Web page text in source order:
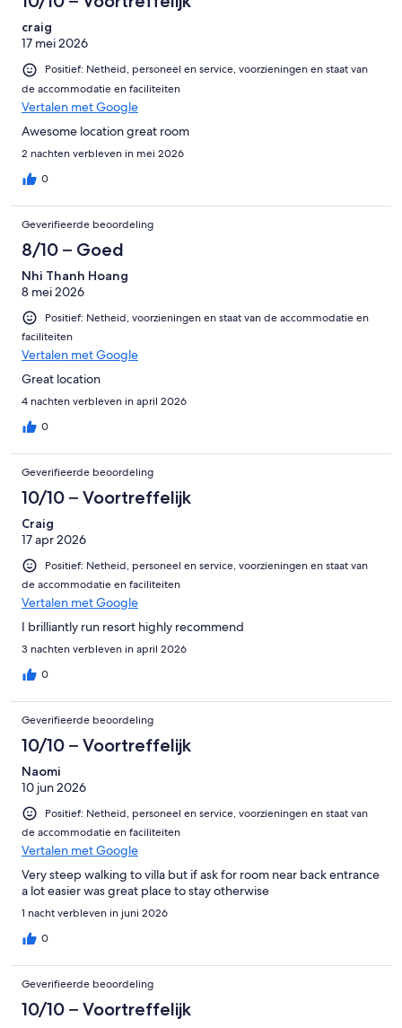
craig
17 mei 2026
Positief: Netheid, personeel en service, voorzieningen en staat van
de accommodatie en faciliteiten
Vertalen met Google
Awesome location great room
2 nachten verbleven in mei 2026
0
Geverifieerde beoordeling
8/10 – Goed
Nhi Thanh Hoang
8 mei 2026
Positief: Netheid, voorzieningen en staat van de accommodatie en
faciliteiten
Vertalen met Google
Great location
4 nachten verbleven in april 2026
0
Geverifieerde beoordeling
10/10 – Voortreffelijk
Craig
17 apr 2026
Positief: Netheid, personeel en service, voorzieningen en staat van
de accommodatie en faciliteiten
Vertalen met Google
I brilliantly run resort highly recommend
3 nachten verbleven in april 2026
0
Geverifieerde beoordeling
10/10 – Voortreffelijk
Naomi
10 jun 2026
Positief: Netheid, personeel en service, voorzieningen en staat van
de accommodatie en faciliteiten
Vertalen met Google
Very steep walking to villa but if ask for room near back entrance
a lot easier was great place to stay otherwise
1 nacht verbleven in juni 2026
0
Geverifieerde beoordeling
10/10 – Voortreffelijk